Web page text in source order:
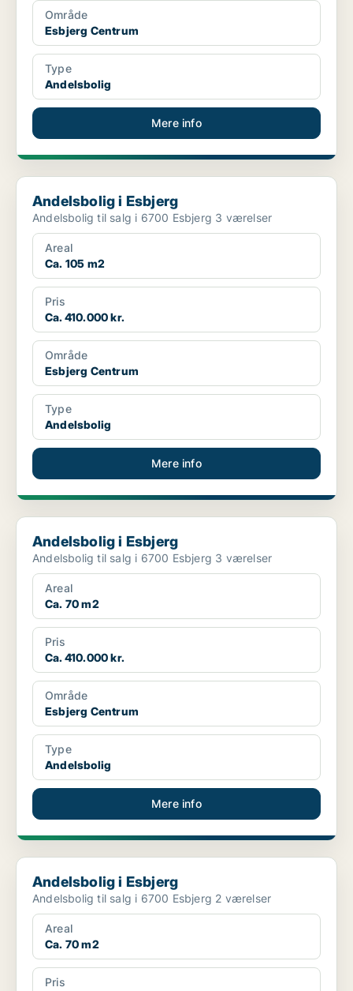
Område
Esbjerg Centrum
Type
Andelsbolig
Mere info
Andelsbolig i Esbjerg
Andelsbolig i Esbjerg
Andelsbolig til salg i 6700 Esbjerg 3 værelser
Areal
Ca. 105 m2
Pris
Ca. 410.000 kr.
Område
Esbjerg Centrum
Type
Andelsbolig
Mere info
Andelsbolig i Esbjerg
Andelsbolig i Esbjerg
Andelsbolig til salg i 6700 Esbjerg 3 værelser
Areal
Ca. 70 m2
Pris
Ca. 410.000 kr.
Område
Esbjerg Centrum
Type
Andelsbolig
Mere info
Andelsbolig i Esbjerg
Andelsbolig i Esbjerg
Andelsbolig til salg i 6700 Esbjerg 2 værelser
Areal
Ca. 70 m2
Pris